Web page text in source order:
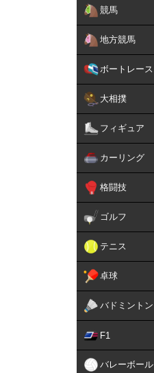
競馬
地方競馬
ボートレース
大相撲
フィギュア
カーリング
格闘技
ゴルフ
テニス
卓球
バドミントン
F1
バレーボール